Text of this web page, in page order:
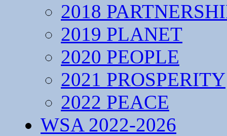
2018
2019 PLANET
2020 PEOPLE
2021 PROSPERITY
2022 PEACE
WSA 2022-2026